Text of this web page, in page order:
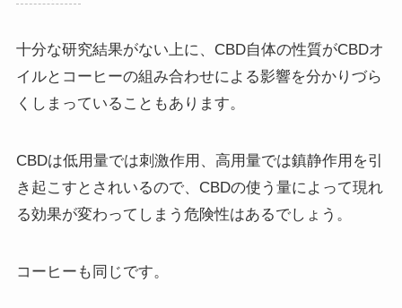
十分な研究結果がない上に、CBD自体の性質がCBDオ
イルとコーヒーの組み合わせによる影響を分かりづら
くしまっていることもあります。
CBDは低用量では刺激作用、高用量では鎮静作用を引
き起こすとされいるので、CBDの使う量によって現れ
る効果が変わってしまう危険性はあるでしょう。
コーヒーも同じです。